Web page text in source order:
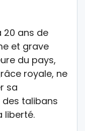
20 ans de
et grave
du pays,
royale, ne
sa
talibans
liberté.